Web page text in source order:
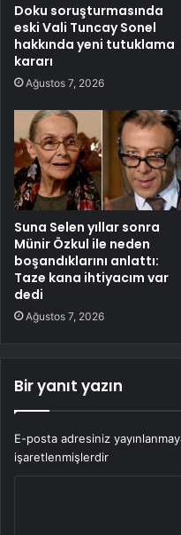
Doku soruşturmasında
eski Vali Tuncay Sonel
hakkında yeni tutuklama
kararı
Ağustos 7, 2026
Suna Selen yıllar sonra
Münir Özkul ile neden
boşandıklarını anlattı:
Taze kana ihtiyacım var
dedi
Ağustos 7, 2026
Bir yanıt yazın
E-posta adresiniz
işaretlenmişlerdir